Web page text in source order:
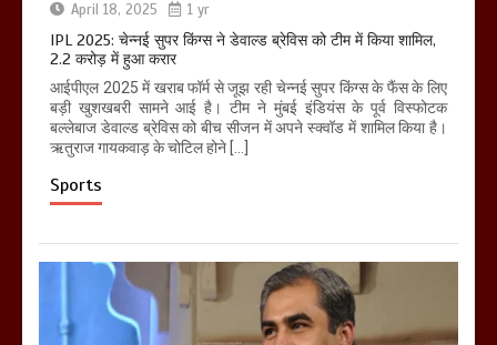
April 18, 2025 1 yr
IPL 2025: चेन्नई सुपर किंग्स ने डेवाल्ड ब्रेविस को टीम में किया शामिल,
2.2 करोड़ में हुआ करार
आईपीएल 2025 में खराब फॉर्म से जूझ रही चेन्नई सुपर किंग्स के फैंस के लिए
बड़ी खुशखबरी सामने आई है। टीम ने मुंबई इंडियंस के पूर्व विस्फोटक
बल्लेबाज डेवाल्ड ब्रेविस को बीच सीजन में अपने स्क्वॉड में शामिल किया है।
ऋतुराज गायकवाड़ के चोटिल होने […]
Sports